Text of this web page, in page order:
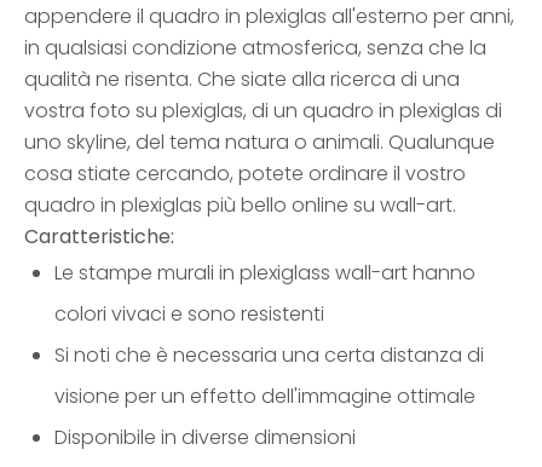
appendere il quadro in plexiglas all'esterno per anni,
in qualsiasi condizione atmosferica, senza che la
qualità ne risenta. Che siate alla ricerca di una
vostra foto su plexiglas, di un quadro in plexiglas di
uno skyline, del tema natura o animali. Qualunque
cosa stiate cercando, potete ordinare il vostro
quadro in plexiglas più bello online su wall-art.
Caratteristiche:
Le stampe murali in plexiglass wall-art hanno
colori vivaci e sono resistenti
Si noti che è necessaria una certa distanza di
visione per un effetto dell'immagine ottimale
Disponibile in diverse dimensioni